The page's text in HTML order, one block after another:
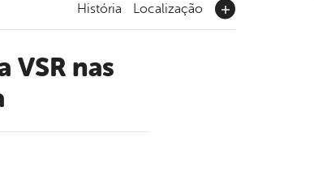
História Localização